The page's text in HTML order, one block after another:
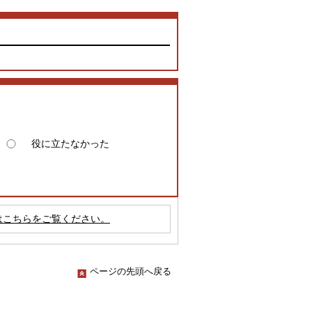
役に立たなかった
ちらをご覧ください。
ページの先頭へ戻る